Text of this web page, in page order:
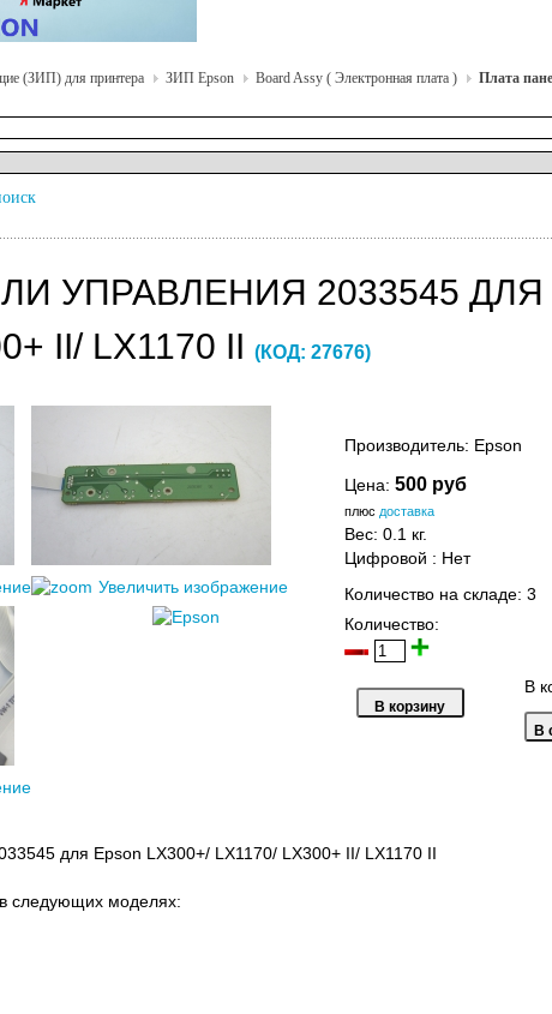
(ЗИП) для принтера ЗИП Epson Board Assy ( Электронная плата )
Плата
УПРАВЛЕНИЯ 2033545 ДЛЯ
II/ LX1170 II (КОД: 27676)
Увеличить изображение
Производитель: Epson
Цена: 500 руб
плюс доставка
Вес: 0.1 кг.
Цифровой : Нет
Количество на складе: 3
Количество:
В
для Epson LX300+/ LX1170/ LX300+ II/ LX1170 II
следующих моделях: